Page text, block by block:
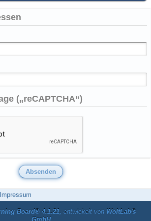
(„reCAPTCHA“)
Impressum
Board® 4.1.21, entwickelt von WoltLab®
GmbH